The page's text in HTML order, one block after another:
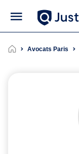
Avocats Paris